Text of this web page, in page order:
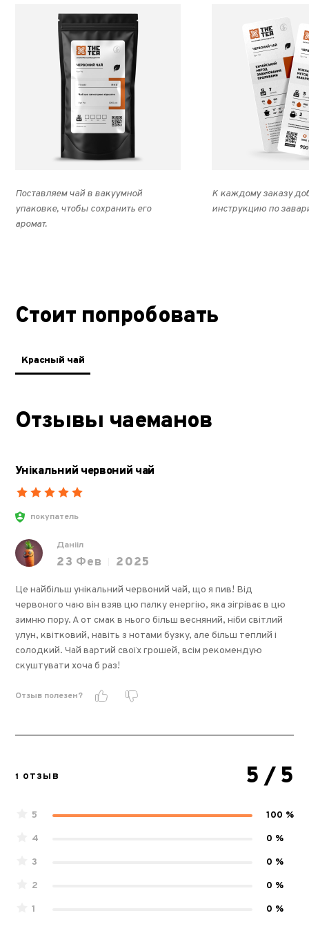
Поставляем чай в вакуумной
упаковке, чтобы сохранить его
аромат.
К каждому заказу
инструкцию по
Стоит попробовать
Красный чай
Отзывы чаеманов
Унікальний червоний чай
покупатель
Данііл
23 Фев 2025
Це найбільш унікальний червоний чай, що я пив! Від
червоного чаю він взяв цю палку енергію, яка зігріває в цю
зимню пору. А от смак в нього більш весняний, ніби світлий
улун, квітковий, навіть з нотами бузку, але більш теплий і
солодкий. Чай вартий своїх грошей, всім рекомендую
скуштувати хоча б раз!
Отзыв полезен?
1 ОТЗЫВ 5 / 5
5
100 %
4
0 %
3
0 %
2
0 %
1
0 %